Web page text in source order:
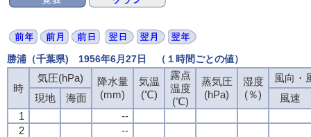
勝浦（千葉県) 1956年6月27日 （１時間ごとの値）
時
気圧(hPa)
降水量
(mm)
気温
(℃)
露点
温度
(℃)
蒸気圧
(hPa)
湿度
(％)
風向・
現地
海面
風速
1
--
2
--